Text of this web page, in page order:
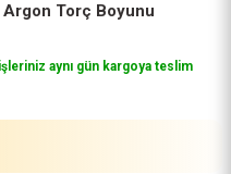
Torç Boyunu
aynı gün kargoya teslim